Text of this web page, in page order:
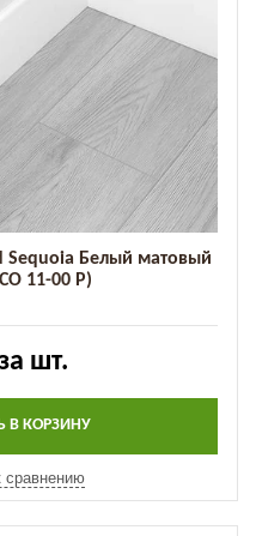
Sequoia Белый матовый
11-00 P)
шт.
В КОРЗИНУ
сравнению